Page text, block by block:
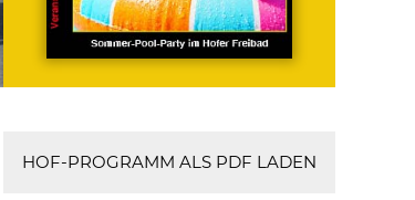
HOF-PROGRAMM ALS PDF LADEN